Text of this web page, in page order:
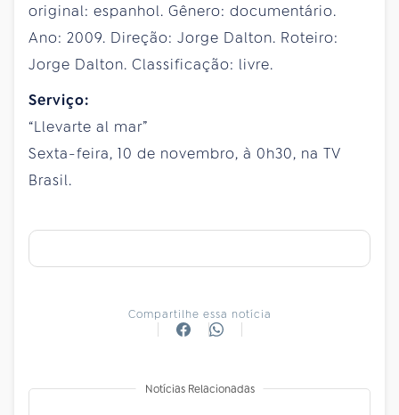
original: espanhol. Gênero: documentário.
Ano: 2009. Direção: Jorge Dalton. Roteiro:
Jorge Dalton. Classificação: livre.
Serviço:
“Llevarte al mar”
Sexta-feira, 10 de novembro, à 0h30, na TV
Brasil.
Compartilhe essa notícia
Notícias Relacionadas